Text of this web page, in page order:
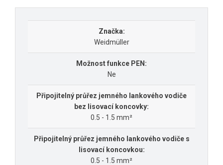
Značka:
Weidmüller
Možnost funkce PEN:
Ne
Připojitelný průřez jemného lankového vodiče
bez lisovací koncovky:
0.5 - 1.5 mm²
Připojitelný průřez jemného lankového vodiče s
lisovací koncovkou:
0.5 - 1.5 mm²